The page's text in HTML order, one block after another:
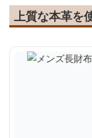
上質な本革を